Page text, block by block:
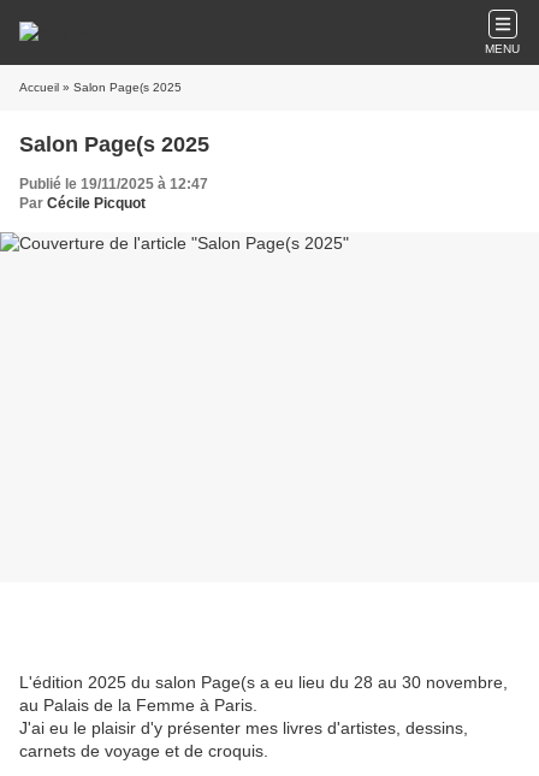
MENU
Accueil » Salon Page(s 2025
Salon Page(s 2025
Publié le 19/11/2025 à 12:47
Par Cécile Picquot
L'édition 2025 du salon Page(s a eu lieu du 28 au 30 novembre,
au Palais de la Femme à Paris.
J'ai eu le plaisir d'y présenter mes livres d'artistes, dessins,
carnets de voyage et de croquis.